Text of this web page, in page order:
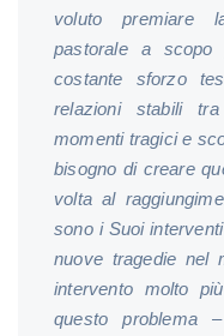
voluto premiare
pastorale a scopo
costante sforzo
relazioni stabili
momenti tragici e
bisogno di creare
volta al
sono i Suoi
nuove tragedie nel
intervento molto
questo problema